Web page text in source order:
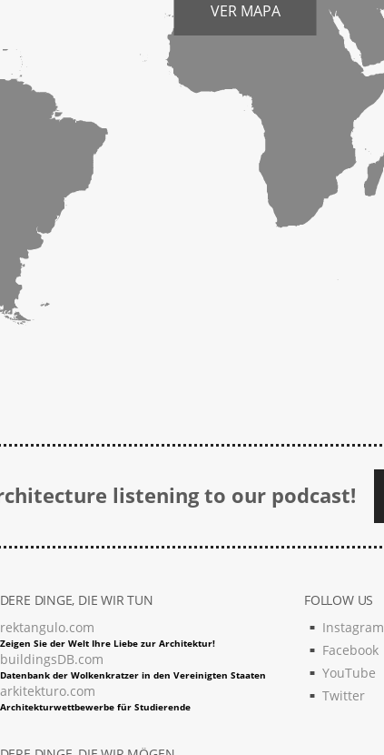
VER MAPA
listening to our podcast!
DINGE, DIE WIR TUN
rektangulo.com
Zeigen Sie der Welt Ihre Liebe zur Architektur!
buildingsDB.com
Datenbank der Wolkenkratzer in den Vereinigten Staaten
arkitekturo.com
Architekturwettbewerbe für Studierende
FOLLOW US
Instagram
Facebook
YouTube
Twitter